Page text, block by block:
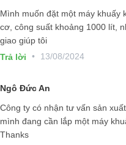
Mình muốn đặt một máy khuấy
cơ, công suất khoảng 1000 lít,
giao giúp tôi
Trả lời
• 13/08/2024
Ngô Đức An
Công ty có nhận tư vấn sản
mình đang cần lắp một máy
Thanks